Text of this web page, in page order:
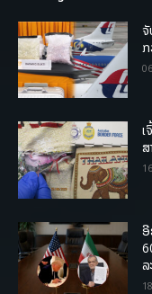
ຈັ
ສ
ອີ
ລ